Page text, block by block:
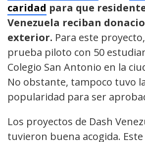
caridad para que
Venezuela reciban
exterior. Para este
prueba piloto con 50
Colegio San Antonio en la
No obstante, tampoco tuvo
popularidad para ser
Los proyectos de Dash
tuvieron buena acogida.